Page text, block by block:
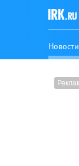
Новости